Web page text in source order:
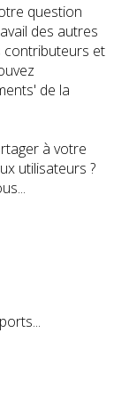
question
des autres
contributeurs et
de la
à votre
utilisateurs ?